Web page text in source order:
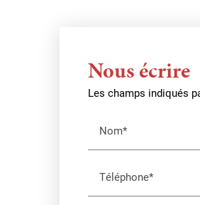
Nous écrire
Les champs indiqués
Nom*
Téléphone*